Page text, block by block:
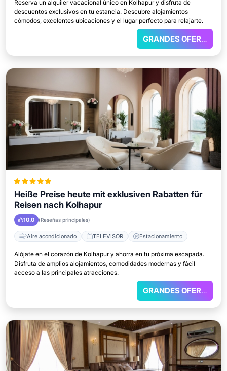
Reserva un alquiler vacacional único en Kolhapur y disfruta de
descuentos exclusivos en tu estancia. Descubre alojamientos
cómodos, excelentes ubicaciones y el lugar perfecto para relajarte.
GRANDES OFERTAS
Heiße Preise heute mit exklusiven Rabatten für
Reisen nach Kolhapur
10.0 (Reseñas principales)
Aire acondicionado TELEVISOR Estacionamiento
Alójate en el corazón de Kolhapur y ahorra en tu próxima escapada.
Disfruta de amplios alojamientos, comodidades modernas y fácil
acceso a las principales atracciones.
GRANDES OFERTAS